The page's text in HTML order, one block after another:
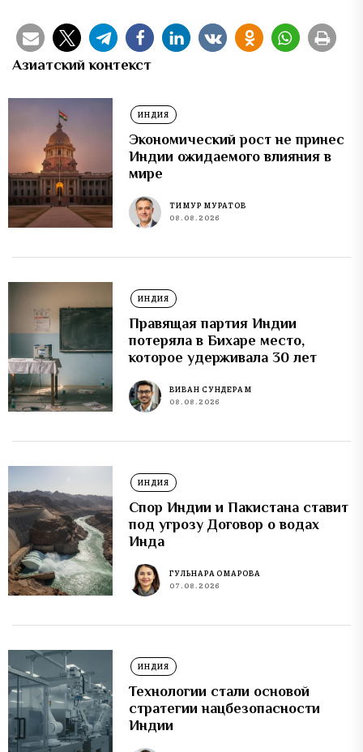
Азиатский контекст
ИНДИЯ
Экономический рост не принес
Индии ожидаемого влияния в
мире
ТИМУР МУРАТОВ
08.08.2026
ИНДИЯ
Правящая партия Индии
потеряла в Бихаре место,
которое удерживала 30 лет
ВИВАН СУНДЕРАМ
08.08.2026
ИНДИЯ
Спор Индии и Пакистана ставит
под угрозу Договор о водах
Инда
ГУЛЬНАРА ОМАРОВА
07.08.2026
ИНДИЯ
Технологии стали основой
стратегии нацбезопасности
Индии